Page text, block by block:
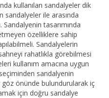
kullanılan sandalyeler dik
sandalyeler ile arasında
tasarımında
özelliklere sahip
Sandalyelerin
rahatlıkla görebilmesi
kullanım amacına uygun
sandalyenin
göz önünde bulundurularak iç
için doğru sandalye